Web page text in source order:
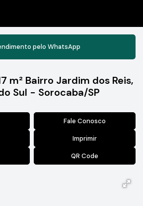
pelo WhatsApp
m² Bairro Jardim dos Reis,
Sul - Sorocaba/SP
Fale Conosco
Imprimir
QR Code